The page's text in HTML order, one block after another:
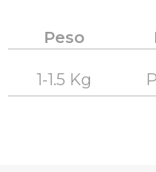
Peso
1-1.5 Kg